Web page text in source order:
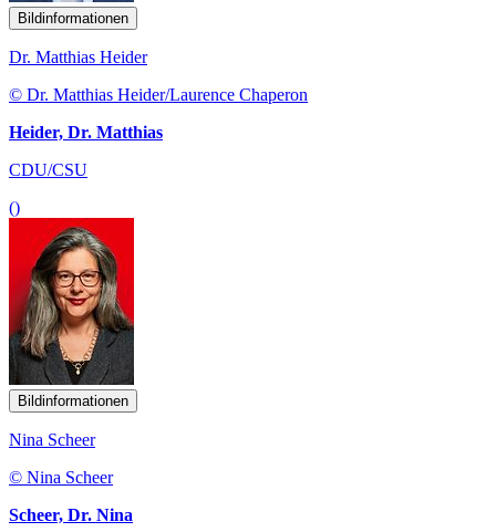
Bildinformationen
Dr. Matthias Heider
© Dr. Matthias Heider/Laurence Chaperon
Heider, Dr. Matthias
CDU/CSU
()
Bildinformationen
Nina Scheer
© Nina Scheer
Scheer, Dr. Nina